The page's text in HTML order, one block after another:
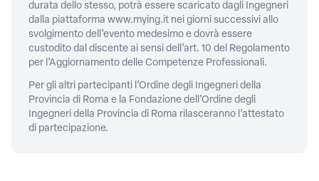
durata dello stesso, potrà essere scaricato dagli Ingegneri
dalla piattaforma www.mying.it nei giorni successivi allo
svolgimento dell’evento medesimo e dovrà essere
custodito dal discente ai sensi dell’art. 10 del Regolamento
per l’Aggiornamento delle Competenze Professionali.
Per gli altri partecipanti l’Ordine degli Ingegneri della
Provincia di Roma e la Fondazione dell’Ordine degli
Ingegneri della Provincia di Roma rilasceranno l’attestato
di partecipazione.